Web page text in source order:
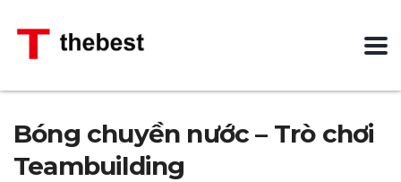
Bóng chuyền nước – Trò chơi
Teambuilding